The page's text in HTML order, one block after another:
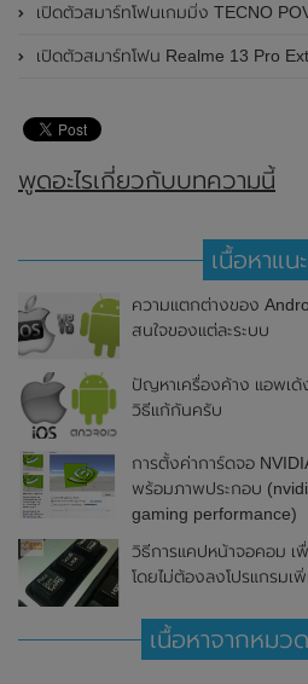
เปิดตัวสมาร์ทโฟนเกมมิ่ง TECNO POVA 6 Neo อย่างเป็น
เปิดตัวสมาร์ทโฟน Realme 13 Pro Extreme
พูดอะไรเกี่ยวกับบทความนี้
เนื้อหาแน
ความแตกต่างของ
สนใจของแต่ละระบบ
ปัญหาเครื่องค้าง แอพเด้
วิธีแก้กันครับ
การตั้งค่าการ์ดจอ
พร้อมภาพประกอบ
gaming performance)
วิธีการแคปหน้าจอคอม
โดยไม่ต้องลงโปรแกรมเ
เนื้อหาจากหมว